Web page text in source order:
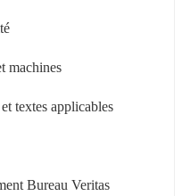
machines
textes applicables
Bureau Veritas